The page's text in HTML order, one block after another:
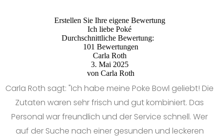
Erstellen Sie Ihre eigene Bewertung
Ich liebe Poké
Durchschnittliche Bewertung:
101 Bewertungen
Carla Roth
3. Mai 2025
von Carla Roth
Carla Roth sagt: "Ich habe meine Poke Bowl geliebt! Die
Zutaten waren sehr frisch und gut kombiniert. Das
Personal war freundlich und der Service schnell. Wer
auf der Suche nach einer gesunden und leckeren